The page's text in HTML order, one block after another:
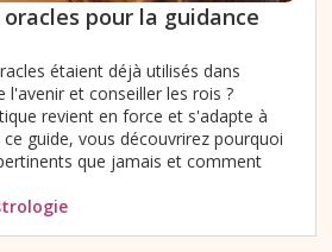
pour la guidance
étaient déjà utilisés dans
l'avenir et conseiller les rois ?
revient en force et s'adapte à
guide, vous découvrirez pourquoi
que jamais et comment